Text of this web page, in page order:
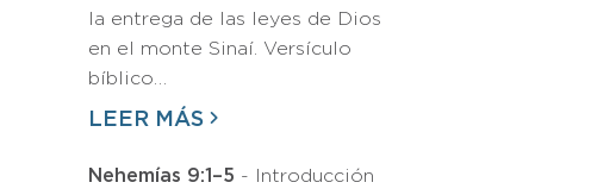
la entrega de las leyes de Dios
en el monte Sinaí. Versículo
bíblico…
LEER MÁS
Nehemías 9:1–5 - Introducción